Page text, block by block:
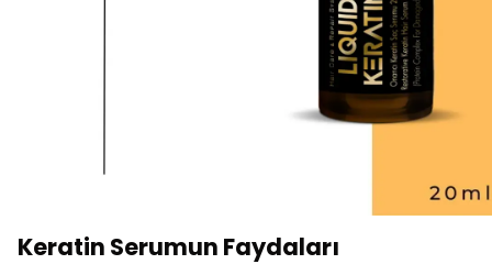
Keratin Serumun Faydaları